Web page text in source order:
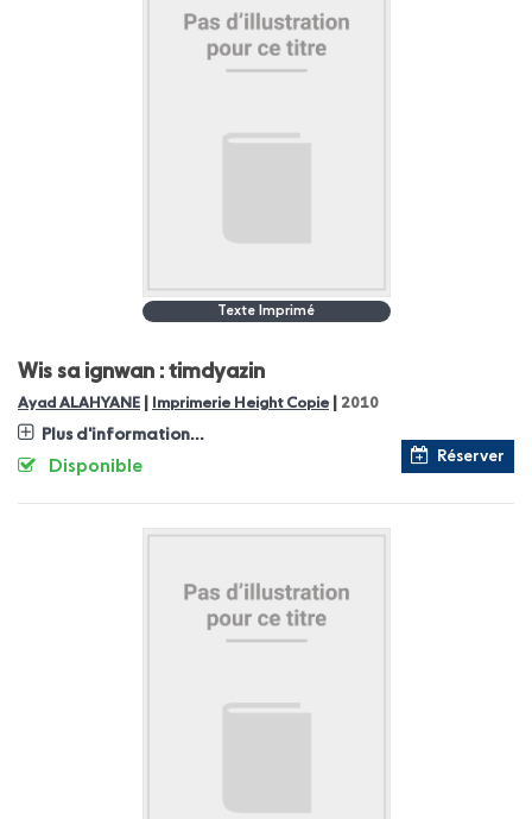
Texte Imprimé
Wis sa ignwan : timdyazin
Ayad ALAHYANE Imprimerie Height Copie 2010
Plus d'information...
Réserver
Disponible